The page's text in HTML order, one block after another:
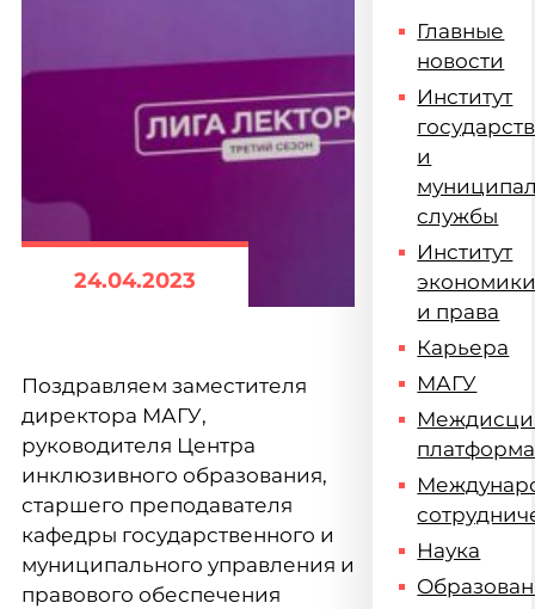
24.04.2023
Поздравляем заместителя
директора МАГУ,
руководителя Центра
инклюзивного образования,
старшего преподавателя
кафедры государственного и
муниципального управления и
правового обеспечения
Главные
новости
Институт
и
службы
Институт
и права
Карьера
МАГУ
платформа
Наука